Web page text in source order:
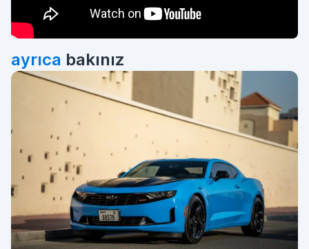
ayrıca bakınız